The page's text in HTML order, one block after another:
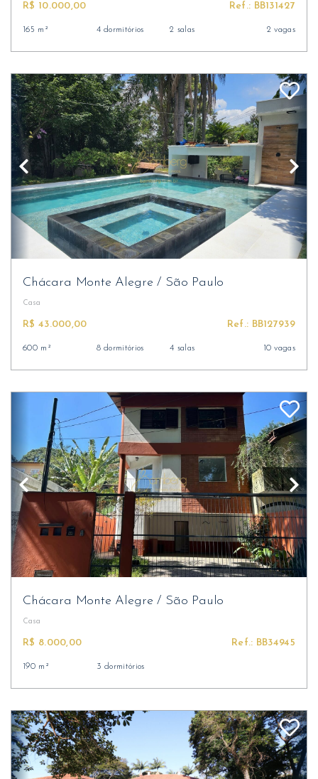
R$ 10.000,00 Ref.: BB131427
165 m² 4 dormitórios 2 salas 2 vagas
Chácara Monte Alegre/ São Paulo
Casa
R$ 43.000,00 Ref.: BB127939
600 m² 8 dormitórios 4 salas 10 vagas
Chácara Monte Alegre/ São Paulo
Casa
R$ 8.000,00 Ref.: BB34945
190 m² 3 dormitórios